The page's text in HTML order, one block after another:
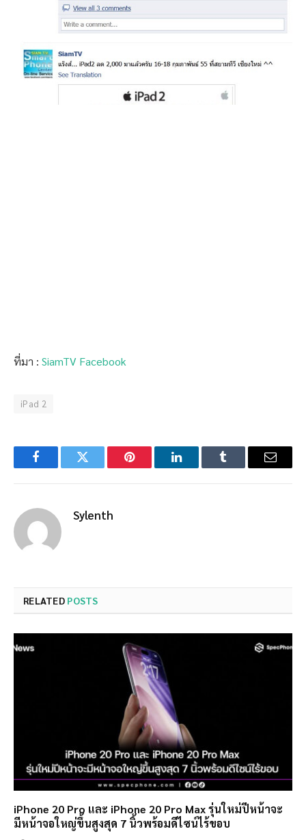
ที่มา : SiamTV Facebook
iPad 2
FacebookTwitter Pinterest LinkedInTumblr Email
Sylenth
RELATED POSTS
iPhone 20 Pro และ iPhone 20 Pro Max รุ่นใหม่ปีหน้าจะ
มีหน้าจอใหญ่ขึ้นสูงสุด 7 นิ้วพร้อมดีไซน์ไร้ขอบ